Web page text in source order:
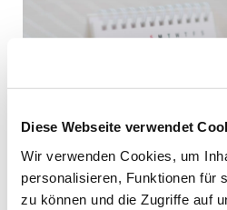
Diese Webseite verwendet
Wir verwenden Cookies, um
personalisieren, Funktionen für
zu können und die Zugriffe auf